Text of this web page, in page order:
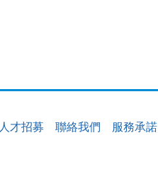
人才招募 聯絡我們 服務承諾